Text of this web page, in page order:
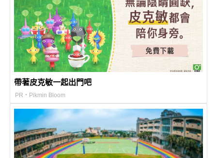
帶著皮克敏一起出門吧
PR・Pikmin Bloom